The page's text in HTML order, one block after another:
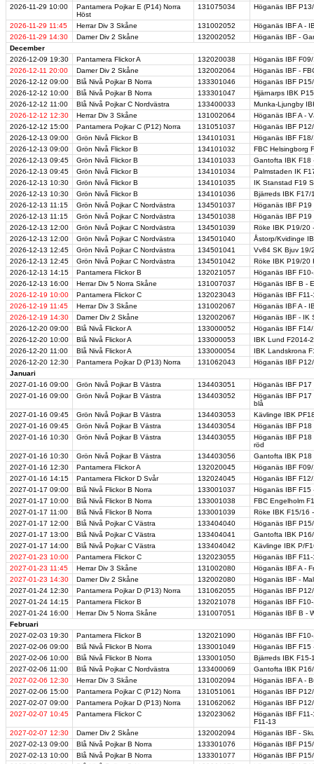
2026-11-29 10:00
Pantamera Pojkar E (P14) Norra
Höst
131075034 Höganäs IBF
2026-11-29 11:45 Herrar Div 3 Skåne 131002052
Höganäs IBF A -
2026-11-29 14:30 Damer Div 2 Skåne 132002052
Höganäs IBF -
December
2026-12-09 19:30 Pantamera Flickor A 132020038
Höganäs IBF
2026-12-11 20:00 Damer Div 2 Skåne 132002064
Höganäs IBF -
2026-12-12 09:00 Blå Nivå Pojkar B Norra 133301046
Höganäs IBF
2026-12-12 10:00 Blå Nivå Pojkar B Norra 133301047
Hjärnarps IBK
2026-12-12 11:00 Blå Nivå Pojkar C Nordvästra 133400033
Munka-Ljungby
2026-12-12 12:30 Herrar Div 3 Skåne 131002064
Höganäs IBF A -
2026-12-12 15:00 Pantamera Pojkar C (P12) Norra 131051037
Höganäs IBF
2026-12-13 09:00 Grön Nivå Flickor B 134101031
Höganäs IBF
2026-12-13 09:00 Grön Nivå Flickor B 134101032
FBC Helsingborg
2026-12-13 09:45 Grön Nivå Flickor B 134101033
Gantofta IBK F18
2026-12-13 09:45 Grön Nivå Flickor B 134101034
Palmstaden IK
2026-12-13 10:30 Grön Nivå Flickor B 134101035
IK Stanstad F19
2026-12-13 10:30 Grön Nivå Flickor B 134101036
Bjärreds IBK F17/
2026-12-13 11:15 Grön Nivå Pojkar C Nordvästra 134501037
Höganäs IBF
2026-12-13 11:15 Grön Nivå Pojkar C Nordvästra 134501038
Höganäs IBF
2026-12-13 12:00 Grön Nivå Pojkar C Nordvästra 134501039
Röke IBK P19/20
2026-12-13 12:00 Grön Nivå Pojkar C Nordvästra 134501040
Åstorp/Kvidinge
2026-12-13 12:45 Grön Nivå Pojkar C Nordvästra 134501041
Vv84 SK Bjuv 19/
2026-12-13 12:45 Grön Nivå Pojkar C Nordvästra 134501042
Röke IBK P19/20
2026-12-13 14:15 Pantamera Flickor B 132021057
Höganäs IBF
2026-12-13 16:00 Herrar Div 5 Norra Skåne 131007037
Höganäs IBF B -
2026-12-19 10:00 Pantamera Flickor C 132023043
Höganäs IBF
2026-12-19 11:45 Herrar Div 3 Skåne 131002067
Höganäs IBF A -
2026-12-19 14:30 Damer Div 2 Skåne 132002067
Höganäs IBF - IK
2026-12-20 09:00 Blå Nivå Flickor A 133000052
Höganäs IBF
2026-12-20 10:00 Blå Nivå Flickor A 133000053
IBK Lund F2014-
2026-12-20 11:00 Blå Nivå Flickor A 133000054
IBK Landskrona
2026-12-20 12:30 Pantamera Pojkar D (P13) Norra 131062043
Höganäs IBF
Januari
2027-01-16 09:00 Grön Nivå Pojkar B Västra 134403051
Höganäs IBF P17
2027-01-16 09:00 Grön Nivå Pojkar B Västra 134403052
Höganäs IBF
blå
2027-01-16 09:45 Grön Nivå Pojkar B Västra 134403053
Kävlinge IBK
2027-01-16 09:45 Grön Nivå Pojkar B Västra 134403054
Höganäs IBF
2027-01-16 10:30 Grön Nivå Pojkar B Västra 134403055
Höganäs IBF
röd
2027-01-16 10:30 Grön Nivå Pojkar B Västra 134403056
Gantofta IBK P18
2027-01-16 12:30 Pantamera Flickor A 132020045
Höganäs IBF
2027-01-16 14:15 Pantamera Flickor D Svår 132024045
Höganäs IBF
2027-01-17 09:00 Blå Nivå Flickor B Norra 133001037
Höganäs IBF F15
2027-01-17 10:00 Blå Nivå Flickor B Norra 133001038
FBC Engelholm
2027-01-17 11:00 Blå Nivå Flickor B Norra 133001039
Röke IBK F15/16
2027-01-17 12:00 Blå Nivå Pojkar C Västra 133404040
Höganäs IBF
2027-01-17 13:00 Blå Nivå Pojkar C Västra 133404041
Gantofta IBK
2027-01-17 14:00 Blå Nivå Pojkar C Västra 133404042
Kävlinge IBK P/
2027-01-23 10:00 Pantamera Flickor C 132023055
Höganäs IBF
2027-01-23 11:45 Herrar Div 3 Skåne 131002080
Höganäs IBF A -
2027-01-23 14:30 Damer Div 2 Skåne 132002080
Höganäs IBF -
2027-01-24 12:30 Pantamera Pojkar D (P13) Norra 131062055
Höganäs IBF
2027-01-24 14:15 Pantamera Flickor B 132021078
Höganäs IBF
2027-01-24 16:00 Herrar Div 5 Norra Skåne 131007051
Höganäs IBF B -
Februari
2027-02-03 19:30 Pantamera Flickor B 132021090
Höganäs IBF
2027-02-06 09:00 Blå Nivå Flickor B Norra 133001049
Höganäs IBF F15
2027-02-06 10:00 Blå Nivå Flickor B Norra 133001050
Bjärreds IBK F15-
2027-02-06 11:00 Blå Nivå Pojkar C Nordvästra 133400069
Gantofta IBK
2027-02-06 12:30 Herrar Div 3 Skåne 131002094
Höganäs IBF A -
2027-02-06 15:00 Pantamera Pojkar C (P12) Norra 131051061
Höganäs IBF
2027-02-07 09:00 Pantamera Pojkar D (P13) Norra 131062062
Höganäs IBF
2027-02-07 10:45 Pantamera Flickor C 132023062
Höganäs IBF
F11-13
2027-02-07 12:30 Damer Div 2 Skåne 132002094
Höganäs IBF -
2027-02-13 09:00 Blå Nivå Pojkar B Norra 133301076
Höganäs IBF
2027-02-13 10:00 Blå Nivå Pojkar B Norra 133301077
Höganäs IBF